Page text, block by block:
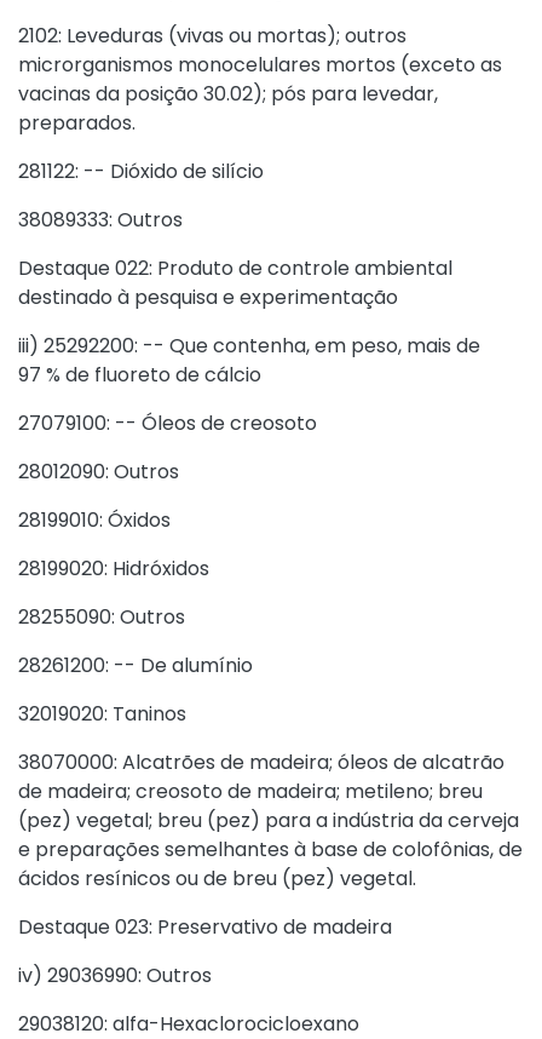
2102: Leveduras (vivas ou mortas); outros
microrganismos monocelulares mortos (exceto as
vacinas da posição 30.02); pós para levedar,
preparados.
281122: -- Dióxido de silício
38089333: Outros
Destaque 022: Produto de controle ambiental
destinado à pesquisa e experimentação
iii) 25292200: -- Que contenha, em peso, mais de
97 % de fluoreto de cálcio
27079100: -- Óleos de creosoto
28012090: Outros
28199010: Óxidos
28199020: Hidróxidos
28255090: Outros
28261200: -- De alumínio
32019020: Taninos
38070000: Alcatrões de madeira; óleos de alcatrão
de madeira; creosoto de madeira; metileno; breu
(pez) vegetal; breu (pez) para a indústria da cerveja
e preparações semelhantes à base de colofônias, de
ácidos resínicos ou de breu (pez) vegetal.
Destaque 023: Preservativo de madeira
iv) 29036990: Outros
29038120: alfa-Hexaclorocicloexano